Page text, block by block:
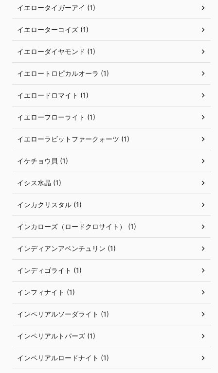
イエロータイガーアイ (1)
イエローターコイズ (1)
イエローダイヤモンド (1)
イエロートロピカルオーラ (1)
イエロードロマイト (1)
イエローフローライト (1)
イエローラビットファークォーツ (1)
イケチョウ貝 (1)
イシス水晶 (1)
インカクリスタル (1)
インカローズ（ロードクロサイト） (1)
インディアンアベンチュリン (1)
インディゴライト (1)
インフィナイト (1)
インペリアルソーダライト (1)
インペリアルトパーズ (1)
インペリアルロードナイト (1)